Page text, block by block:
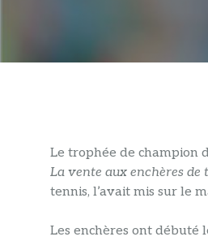
Le trophée de champion
La vente aux enchères de
tennis, l’avait mis sur le
Les enchères ont débuté